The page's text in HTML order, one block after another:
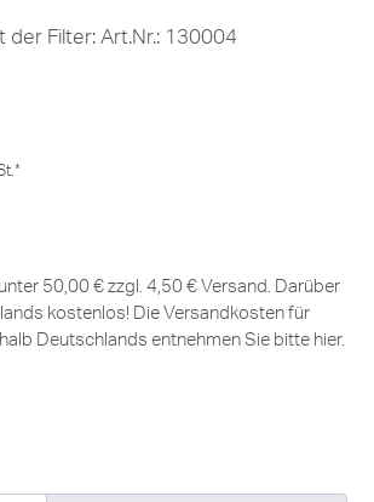
der Filter: Art.Nr.: 130004
50,00 € zzgl. 4,50 € Versand. Darüber
kostenlos! Die Versandkosten für
Deutschlands entnehmen Sie bitte hier.